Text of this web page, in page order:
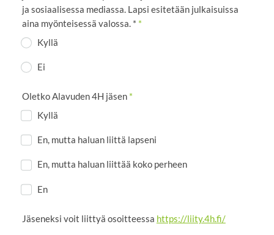
ja sosiaalisessa mediassa. Lapsi esitetään julkaisuissa
aina myönteisessä valossa. * *
Kyllä
Ei
Oletko Alavuden 4H jäsen*
Kyllä
En, mutta haluan liittä lapseni
En, mutta haluan liittää koko perheen
En
Jäseneksi voit liittyä osoitteessa https://liity.4h.fi/